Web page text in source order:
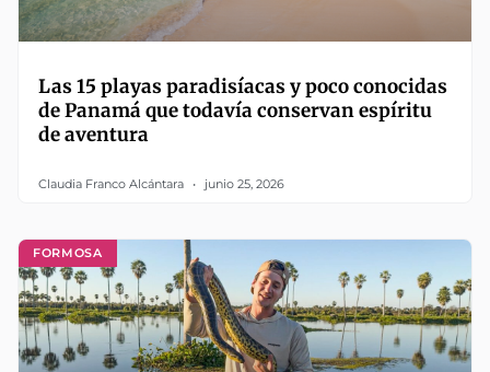
Las 15 playas paradisíacas y poco conocidas
de Panamá que todavía conservan espíritu
de aventura
Claudia Franco Alcántara junio 25, 2026
FORMOSA